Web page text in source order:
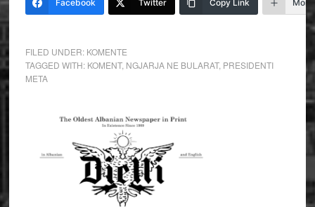
Facebook Twitter Copy Link More
FILED UNDER: KOMENTE
TAGGED WITH: KOMENT, NGJARJA NE BULARAT, PRESIDENTI
META